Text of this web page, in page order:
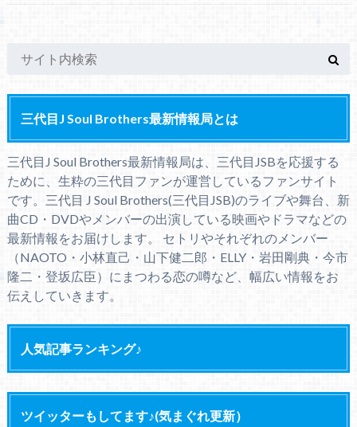
三代目J Soul Brothers最新情報局とは
三代目J Soul Brothers最新情報局は、三代目JSBを応援する
ために、生粋の三代目ファンが運営しているファンサイト
です。三代目 J Soul Brothers(三代目JSB)のライブや舞台、新
曲CD・DVDやメンバーの出演している映画やドラマなどの
最新情報をお届けします。 セトリやそれぞれのメンバー
（NAOTO・小林直己・山下健二郎・ELLY・岩田剛典・今市
隆二・登坂広臣）にまつわる恋の噂など、幅広い情報をお
伝えしていきます。
人気記事ランキング♪
ツイッターもしてます♪(気まぐれ更新）